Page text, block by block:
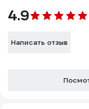
4.9
Написать отзыв